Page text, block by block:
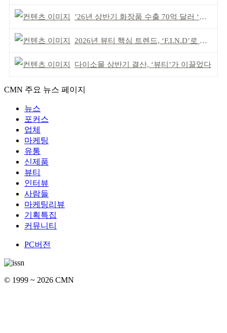
’26년 상반기 화장품 수출 70억 달러 ‘역대 최고’
2026년 뷰티 핵심 트렌드, ‘F.I.N.D’로 읽는다
다이소몰 상반기 결산, ‘뷰티’가 이끌었다
CMN 주요 뉴스 페이지
뉴스
포커스
업체
마케팅
유통
신제품
뷰티
인터뷰
사람들
마케팅리뷰
기획특집
커뮤니티
PC버전
© 1999 ~ 2026 CMN